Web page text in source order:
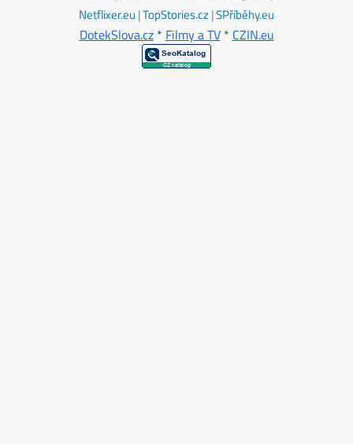
Netflixer.eu |TopStories.cz|SPříběhy.eu
DotekSlova.cz* Filmy a TV* CZIN.eu